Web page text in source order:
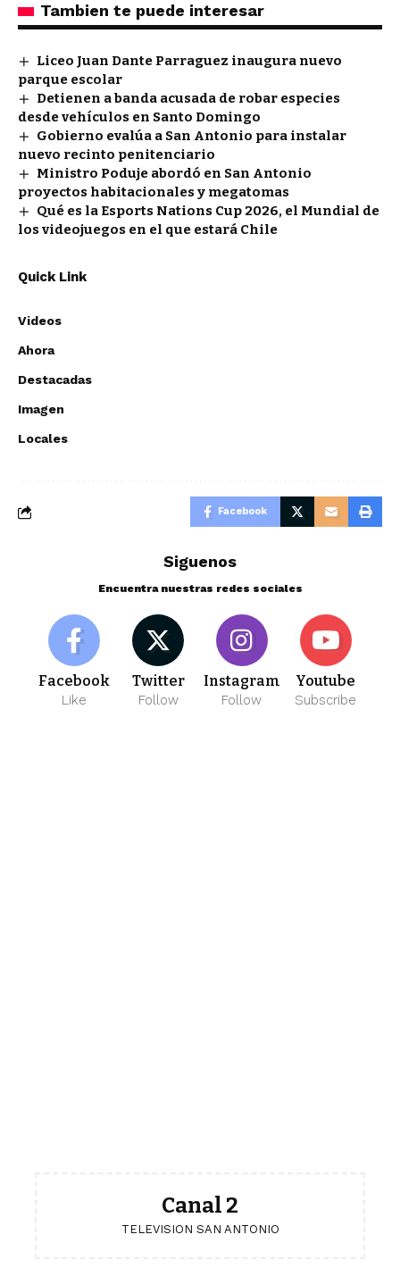
Tambien te puede interesar
Liceo Juan Dante Parraguez inaugura nuevo
parque escolar
Detienen a banda acusada de robar especies
desde vehículos en Santo Domingo
Gobierno evalúa a San Antonio para instalar
nuevo recinto penitenciario
Ministro Poduje abordó en San Antonio
proyectos habitacionales y megatomas
Qué es la Esports Nations Cup 2026, el Mundial de
los videojuegos en el que estará Chile
Quick Link
Videos
Ahora
Destacadas
Imagen
Locales
Facebook
Siguenos
Encuentra nuestras redes sociales
Facebook
Like
Twitter
Follow
Instagram
Follow
Youtube
Subscribe
Canal 2
TELEVISION SAN ANTONIO